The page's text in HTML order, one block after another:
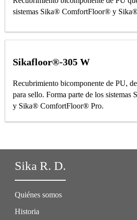
sistemas Sika® ComfortFloor® y
Sikafloor®-305 W
Recubrimiento bicomponente de PU,
para sello. Forma parte de los
y Sika® ComfortFloor® Pro.
Sika R. D.
Quiénes somos
Historia